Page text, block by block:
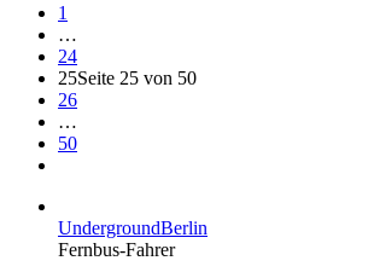
1
…
24
25Seite 25 von 50
26
…
50
UndergroundBerlin
Fernbus-Fahrer